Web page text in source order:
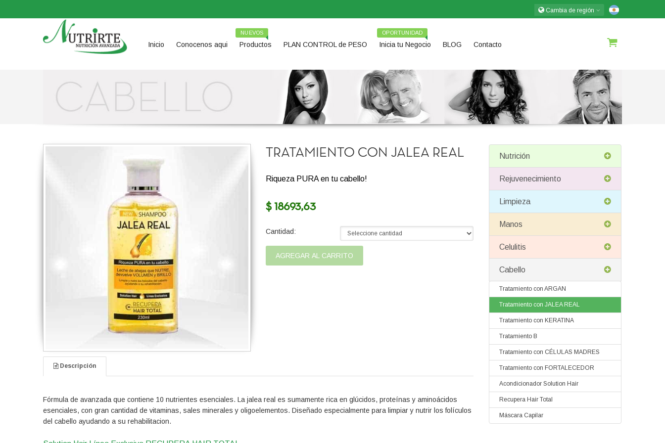
Cambia de región
Inicio Conocenos aqui Productos
NUEVOS
PLAN CONTROL de PESO Inicia tu Negocio
OPORTUNIDAD
BLOG Contacto
TRATAMIENTO CON JALEA REAL
Riqueza PURA en tu cabello!
$ 18693,63
Cantidad:
Descripción
Fórmula de avanzada que contiene 10 nutrientes esenciales. La jalea real es sumamente rica en glúcidos, proteínas y aminoácidos
esenciales, con gran cantidad de vitaminas, sales minerales y oligoelementos. Diseñado especialmente para limpiar y nutrir los folículos
del cabello ayudando a su rehabilitacion.
Nutrición
Rejuvenecimiento
Limpieza
Manos
Celulitis
Cabello
Tratamiento con ARGAN
Tratamiento con JALEA REAL
Tratamiento con KERATINA
Tratamiento B
Tratamiento con CÉLULAS MADRES
Tratamiento con FORTALECEDOR
Acondicionador Solution Hair
Recupera Hair Total
Máscara Capilar